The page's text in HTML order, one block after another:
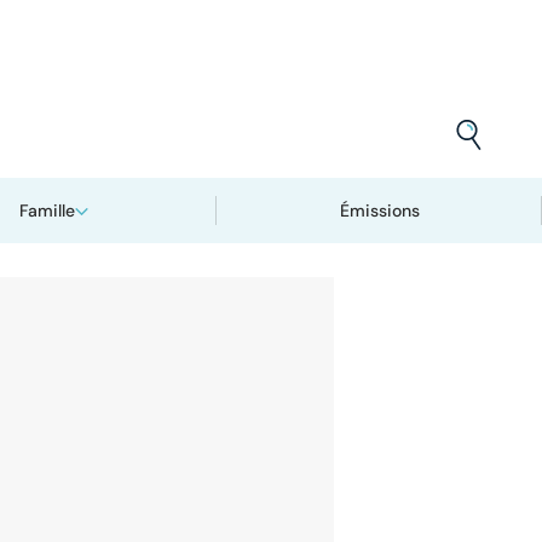
Famille Émissions